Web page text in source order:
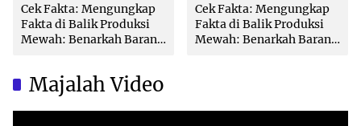
Cek Fakta: Mengungkap
Fakta di Balik Produksi
Mewah: Benarkah Barang
Cek Fakta: Mengungkap
Fakta di Balik Produksi
Mewah: Benarkah Barang
Majalah Video